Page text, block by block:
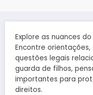
Explore as nuances
Encontre
questões legais
guarda de filhos,
importantes para
direitos.